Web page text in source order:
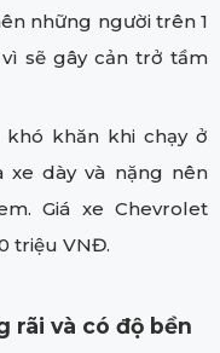
những người trên 1
sẽ gây cản trở tầm
khăn khi chạy ở
xe dày và nặng nên
Giá xe Chevrolet
triệu VNĐ.
rãi và có độ bền